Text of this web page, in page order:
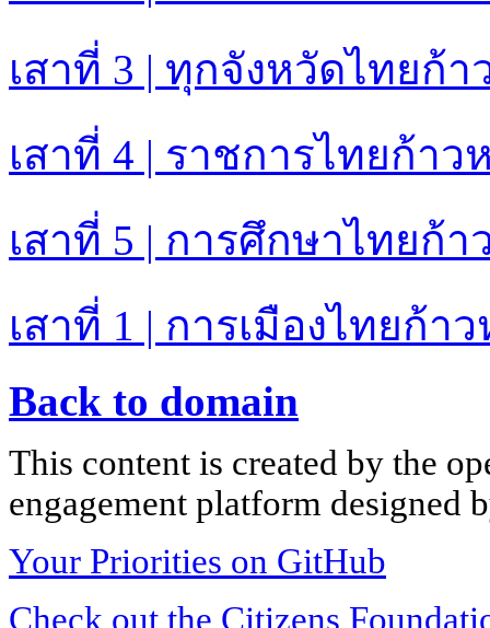
เสาที่ 3 | ทุกจังหวัดไทยก้า
เสาที่ 4 | ราชการไทยก้าว
เสาที่ 5 | การศึกษาไทยก้า
เสาที่ 1 | การเมืองไทยก้า
Back to domain
This content is created by the
engagement platform designed
Your Priorities on GitHub
Check out the Citizens